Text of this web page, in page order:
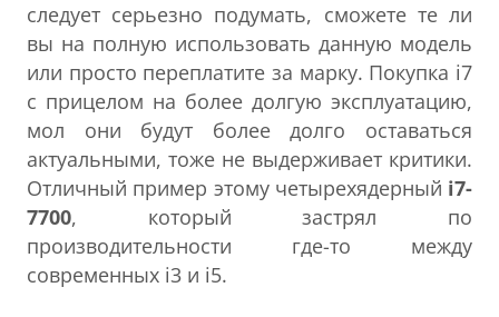
следует серьезно подумать, сможете те ли
вы на полную использовать данную модель
или просто переплатите за марку. Покупка i7
с прицелом на более долгую эксплуатацию,
мол они будут более долго оставаться
актуальными, тоже не выдерживает критики.
Отличный пример этому четырехядерный i7-
7700, который застрял по
производительности где-то между
современных i3 и i5.